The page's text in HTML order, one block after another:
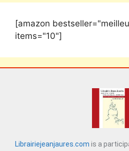
[amazon
items="10"]
Librairiejeanjaures.com is a